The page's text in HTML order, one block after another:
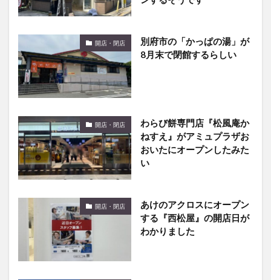
開店・閉店
別府市の「かっぱの湯」が
8月末で閉館するらしい
開店・閉店
わらび餅専門店『松風庵か
ねすえ』がアミュプラザお
おいたにオープンしたみた
い
開店・閉店
あけのアクロスにオープン
する『西松屋』の開店日が
わかりました